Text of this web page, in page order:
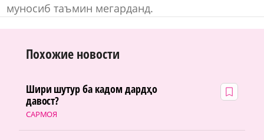
муносиб таъмин мегарданд.
Похожие новости
САРМОЯ
Шири шутур ба кадом дардҳо
давост?